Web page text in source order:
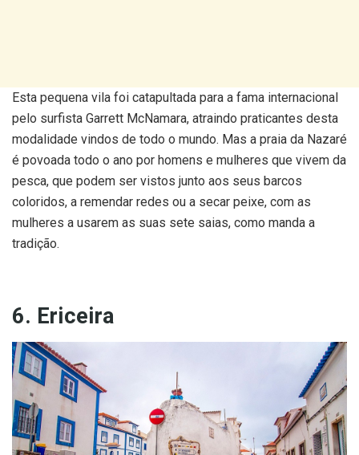
Esta pequena vila foi catapultada para a fama internacional
pelo surfista Garrett McNamara, atraindo praticantes desta
modalidade vindos de todo o mundo. Mas a praia da Nazaré
é povoada todo o ano por homens e mulheres que vivem da
pesca, que podem ser vistos junto aos seus barcos
coloridos, a remendar redes ou a secar peixe, com as
mulheres a usarem as suas sete saias, como manda a
tradição.
6. Ericeira